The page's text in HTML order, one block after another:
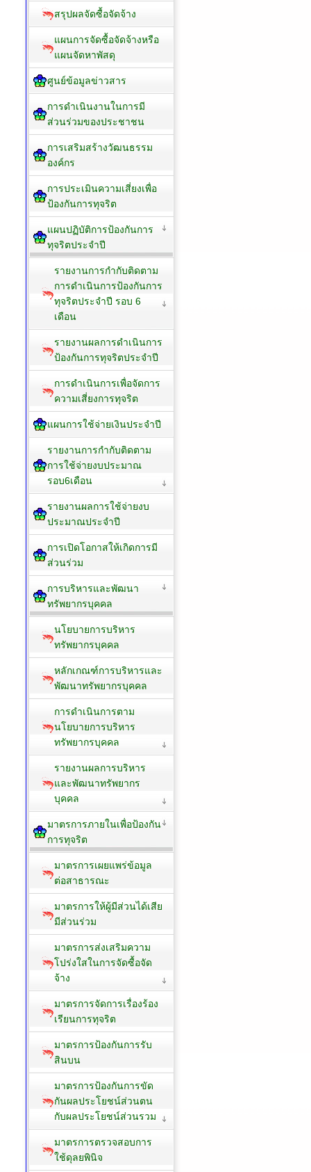
สรุปผลจัดซื้อจัดจ้าง
แผนการจัดซื้อจัดจ้างหรือ
แผนจัดหาพัสดุ
ศูนย์ข้อมูลข่าวสาร
การดำเนินงานในการมี
ส่วนร่วมของประชาชน
การเสริมสร้างวัฒนธรรม
องค์กร
การประเมินความเสี่ยงเพื่อ
ป้องกันการทุจริต
แผนปฏิบัติการป้องกันการ
ทุจริตประจำปี
รายงานการกำกับติดตาม
การดำเนินการป้องกันการ
ทุจริตประจำปี รอบ 6
เดือน
รายงานผลการดำเนินการ
ป้องกันการทุจริตประจำปี
การดำเนินการเพื่อจัดการ
ความเสี่ยงการทุจริต
แผนการใช้จ่ายเงินประจำปี
รายงานการกำกับติดตาม
การใช้จ่ายงบประมาณ
รอบ6เดือน
รายงานผลการใช้จ่ายงบ
ประมาณประจำปี
การเปิดโอกาสให้เกิดการมี
ส่วนร่วม
การบริหารและพัฒนา
ทรัพยากรบุคคล
นโยบายการบริหาร
ทรัพยากรบุคคล
หลักเกณฑ์การบริหารและ
พัฒนาทรัพยากรบุคคล
การดำเนินการตาม
นโยบายการบริหาร
ทรัพยากรบุคคล
รายงานผลการบริหาร
และพัฒนาทรัพยากร
บุคคล
มาตรการภายในเพื่อป้องกัน
การทุจริต
มาตรการเผยแพร่ข้อมูล
ต่อสาธารณะ
มาตรการให้ผู้มีส่วนได้เสีย
มีส่วนร่วม
มาตรการส่งเสริมความ
โปร่งใสในการจัดซื้อจัด
จ้าง
มาตรการจัดการเรื่องร้อง
เรียนการทุจริต
มาตรการป้องกันการรับ
สินบน
มาตรการป้องกันการขัด
กันผลประโยชน์ส่วนตน
กับผลประโยชน์ส่วนรวม
มาตรการตรวจสอบการ
ใช้ดุลยพินิจ